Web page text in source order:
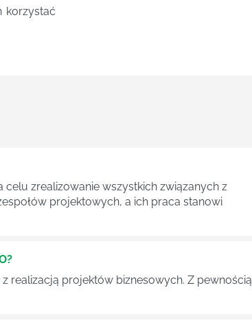
korzystać
zrealizowanie wszystkich związanych z
projektowych, a ich praca stanowi
realizacją projektów biznesowych. Z pewnością